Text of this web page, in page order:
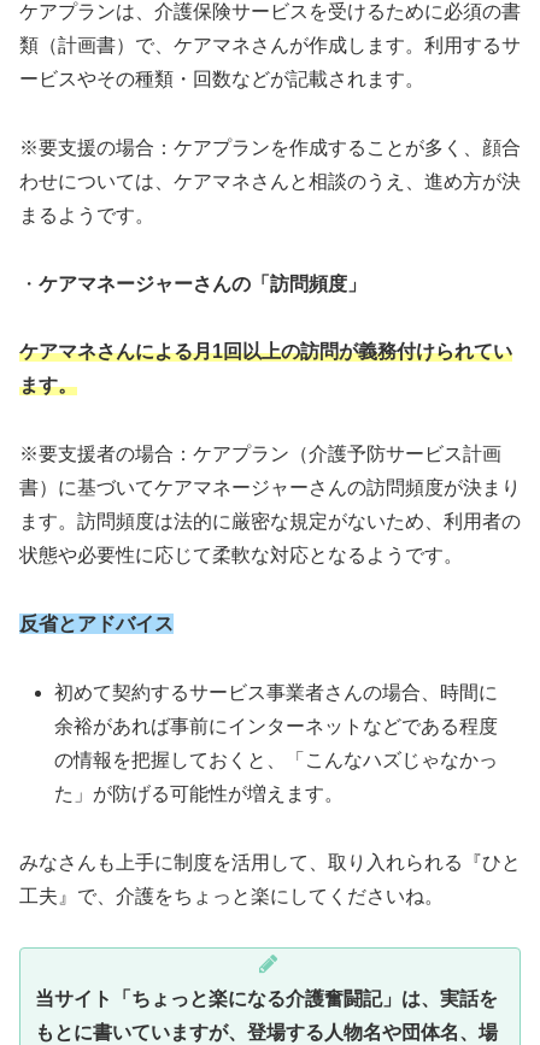
ケアプランは、介護保険サービスを受けるために必須の書
類（計画書）で、ケアマネさんが作成します。利用するサ
ービスやその種類・回数などが記載されます。
※要支援の場合：ケアプランを作成することが多く、顔合
わせについては、ケアマネさんと相談のうえ、進め方が決
まるようです。
・ ケアマネージャーさんの「訪問頻度 」
ケアマネさんによる月1回以上の訪問が義務付けられてい
ます。
※要支援者の場合：ケアプラン（介護予防サービス計画
書）に基づいてケアマネージャーさんの訪問頻度が決まり
ます。訪問頻度は法的に厳密な規定がないため、利用者の
状態や必要性に応じて柔軟な対応となるようです。
反省とアドバイス
初めて契約するサービス事業者さんの場合、時間に
余裕があれば事前にインターネットなどである程度
の情報を把握しておくと、「こんなハズじゃなかっ
た」が防げる可能性が増えます。
みなさんも上手に制度を活用して、取り入れられる『ひと
工夫』で、介護をちょっと楽にしてくださいね。
当サイト「ちょっと楽になる介護奮闘記」は、実話を
もとに書いていますが、登場する人物名や団体名、場